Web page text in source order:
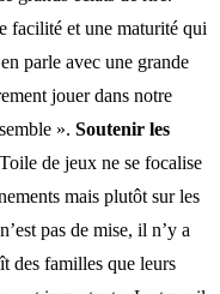
facilité et une maturité qui
parle avec une grande
jouer dans notre
». Soutenir les
de jeux ne se focalise
mais plutôt sur les
pas de mise, il n’y a
des familles que leurs